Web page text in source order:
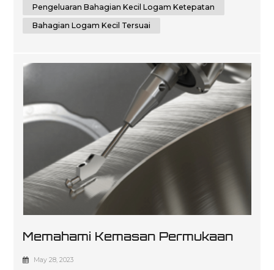
Pengeluaran Bahagian Kecil Logam Ketepatan
Bahagian Logam Kecil Tersuai
Memahami Kemasan Permukaan
Dalam Pembuatan: Panduan
May 28, 2023